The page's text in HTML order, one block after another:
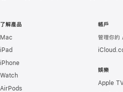
了解產品
Mac
iPad
iPhone
Watch
AirPods
帳戶
管理你的
娛樂
Apple